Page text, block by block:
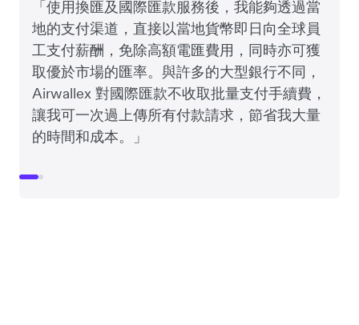
「使用換匯及國際匯款服務後，我能夠透過當
地的支付渠道，直接以當地貨幣即日向全球員
工支付薪酬，免除高額電匯費用，同時亦可獲
取優於市場的匯率。與許多的大型銀行不同，
Airwallex 對國際匯款不收取批量支付手續費，
讓我可一次過上傳所有付款請求，節省我大量
的時間和成本。」